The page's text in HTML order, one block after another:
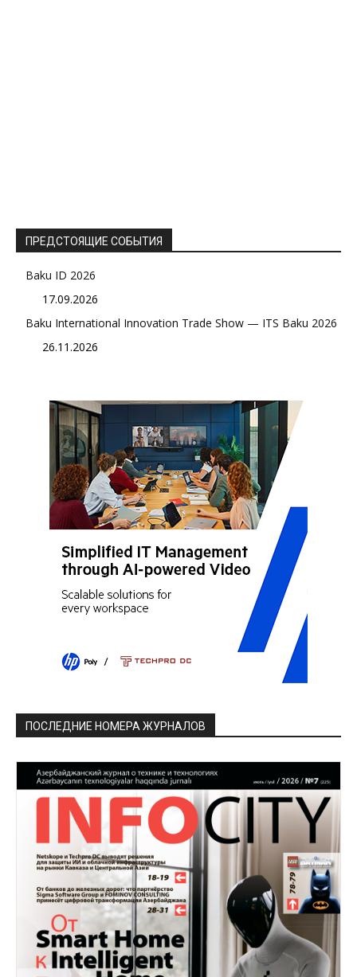
ПРЕДСТОЯЩИЕ СОБЫТИЯ
Baku ID 2026
17.09.2026
Baku International Innovation Trade Show — ITS Baku 2026
26.11.2026
ПОСЛЕДНИЕ НОМЕРА ЖУРНАЛОВ